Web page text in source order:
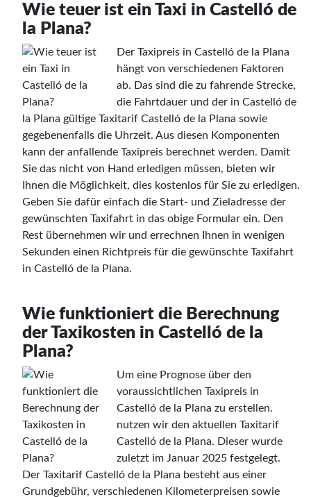
Wie teuer ist ein Taxi in Castelló de
la Plana?
Der Taxipreis in Castelló de la Plana
hängt von verschiedenen Faktoren
ab. Das sind die zu fahrende Strecke,
die Fahrtdauer und der in Castelló de
la Plana gültige Taxitarif Castelló de la Plana sowie
gegebenenfalls die Uhrzeit. Aus diesen Komponenten
kann der anfallende Taxipreis berechnet werden. Damit
Sie das nicht von Hand erledigen müssen, bieten wir
Ihnen die Möglichkeit, dies kostenlos für Sie zu erledigen.
Geben Sie dafür einfach die Start- und Zieladresse der
gewünschten Taxifahrt in das obige Formular ein. Den
Rest übernehmen wir und errechnen Ihnen in wenigen
Sekunden einen Richtpreis für die gewünschte Taxifahrt
in Castelló de la Plana.
Wie funktioniert die Berechnung
der Taxikosten in Castelló de la
Plana?
Um eine Prognose über den
voraussichtlichen Taxipreis in
Castelló de la Plana zu erstellen.
nutzen wir den aktuellen Taxitarif
Castelló de la Plana. Dieser wurde
zuletzt im Januar 2025 festgelegt.
Der Taxitarif Castelló de la Plana besteht aus einer
Grundgebühr, verschiedenen Kilometerpreisen sowie